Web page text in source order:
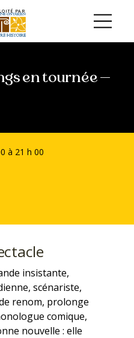
PAR
en tournée —
à 21 h 00
insistante,
scénariste,
renom, prolonge
comique,
nouvelle : elle